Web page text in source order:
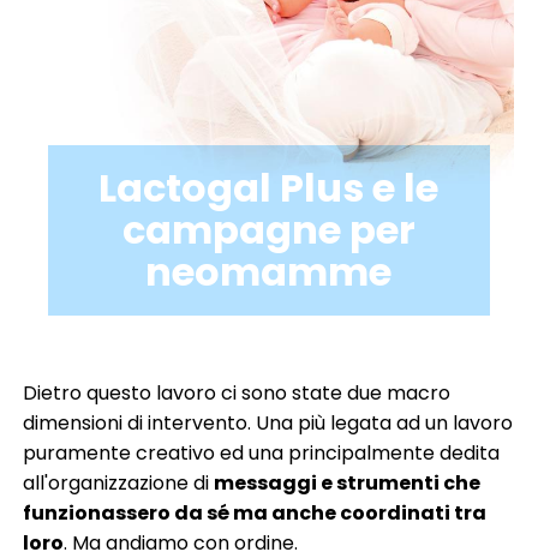
Lactogal Plus e le
campagne per
neomamme
Dietro questo lavoro ci sono state due macro
dimensioni di intervento. Una più legata ad un lavoro
puramente creativo ed una principalmente dedita
all'organizzazione di messaggi e strumenti che
funzionassero da sé ma anche coordinati tra
loro. Ma andiamo con ordine.
digital marketing & SEO-GEO
e-commerce
event & exhibition design
influencer marketing
marketing automation & CRM
pack design
promo & activation
social media marketing
software development
spot radio
spot & video
website development
agricoltura beauty
cleaning
servizi
software & IT turismo